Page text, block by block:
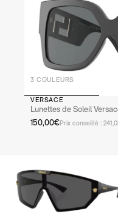
3 COULEURS
VERSACE
Lunettes de Soleil
150,00€Prix conseillé :